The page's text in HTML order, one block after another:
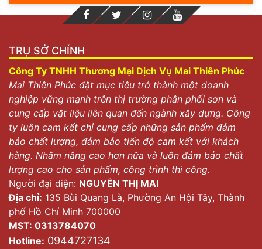
TRỤ SỞ CHÍNH
Công Ty TNHH Thương Mại Dịch Vụ Mai Thiên Phúc
Mai Thiên Phúc đặt mục tiêu trở thành một doanh
nghiệp vững mạnh trên thị trường phân phối sơn và
cung cấp vật liệu liên quan đến ngành xây dựng. Công
ty luôn cam kết chỉ cung cấp những sản phẩm đảm
bảo chất lượng, đảm bảo tiến độ cam kết với khách
hàng. Nhằm nâng cao hơn nữa và luôn đảm bảo chất
lượng cao cho sản phẩm, công trình thi công.
Người đại diện: NGUYỄN THỊ MAI
Địa chỉ: 135 Bùi Quang Là, Phường An Hội Tây, Thành
phố Hồ Chí Minh 700000
MST: 0313784070
Hotline: 0944727134